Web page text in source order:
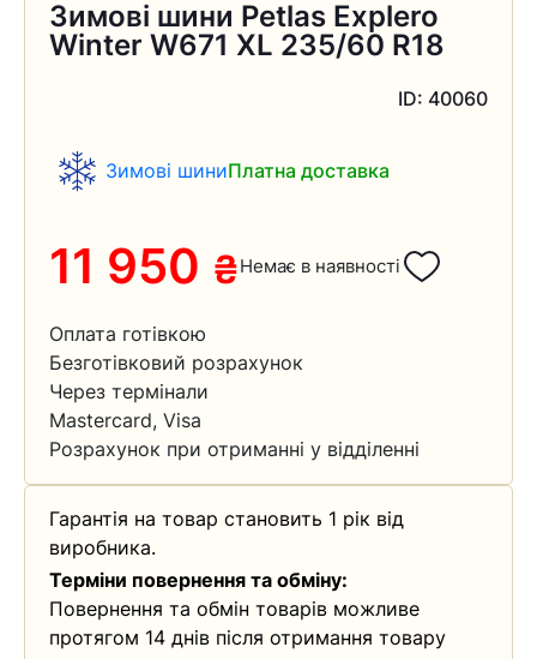
Зимові шини Petlas Explero
Winter W671 XL 235/60 R18
ID: 40060
Зимові шиниПлатна доставка
11 950 ₴Немає в наявності
Оплата готівкою
Безготівковий розрахунок
Через термінали
Mastercard, Visa
Розрахунок при отриманні у відділенні
Гарантія на товар становить 1 рік від
виробника.
Терміни повернення та обміну:
Повернення та обмін товарів можливе
протягом 14 днів після отримання товару